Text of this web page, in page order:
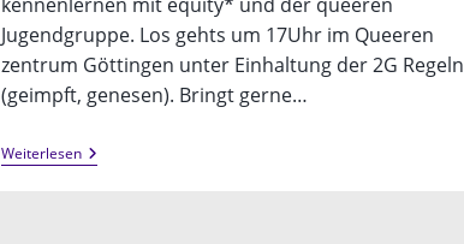
Jugendgruppe. Los gehts um 17Uhr im Queeren
zentrum Göttingen unter Einhaltung der 2G Regeln
(geimpft, genesen). Bringt gerne…
WeiterlesenRainbow
Cakes,